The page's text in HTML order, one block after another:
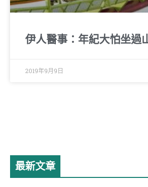
伊人醫事：年紀大怕坐過
2019年9月9日
最新文章